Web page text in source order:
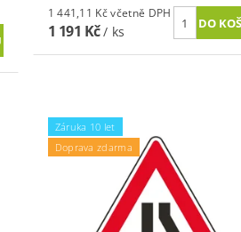
1 441,11 Kč včetně DPH
1 191 Kč/ ks
Záruka 10 let
Doprava zdarma